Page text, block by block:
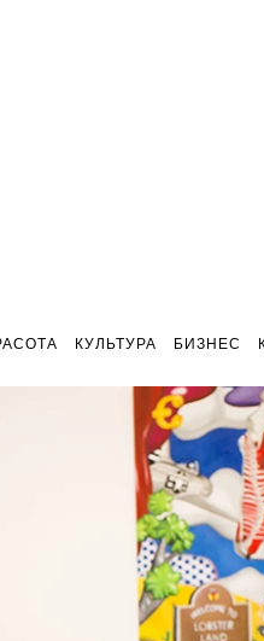
КУЛЬТУРА БИЗНЕС